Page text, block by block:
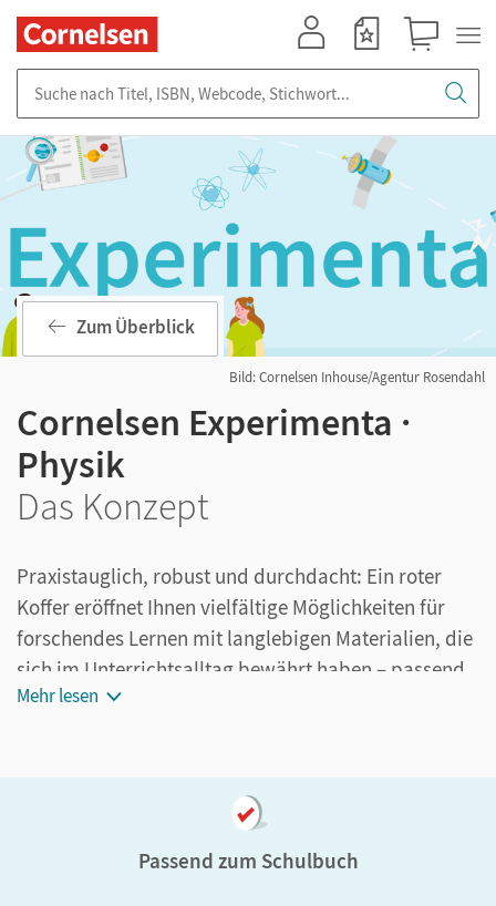
Bild: Cornelsen Inhouse/Agentur Rosendahl
Zum Überblick
Cornelsen Experimenta ·
Physik
Das Konzept
Praxistauglich, robust und durchdacht: Ein roter
Koffer eröffnet Ihnen vielfältige Möglichkeiten für
forschendes Lernen mit langlebigen Materialien, die
sich im Unterrichtsalltag bewährt haben – passend
zum Schulbuch und zum Rahmenlehrplan.
ein Thema des Lehrplans und stehen als Schüler-Set
oder als Demo-Experiment für Lehrkräfte zur
Mehr lesen
Passend zum Schulbuch